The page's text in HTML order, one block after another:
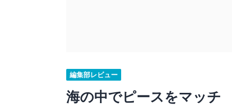
編集部レビュー
海の中でピースをマッチ